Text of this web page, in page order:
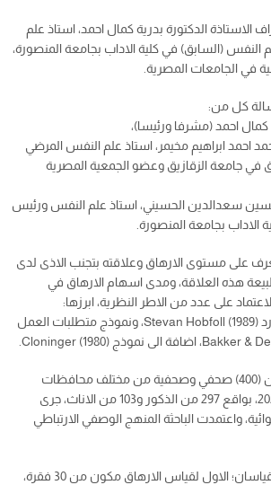
الاستاذة الدكتورة بدرية كمال احمد، استاذ علم
(السابق) في كلية الاداب بجامعة المنصورة،
في الجامعات المصرية.
كل من:
كمال احمد (مشرفا ورئيسا)،
احمد ابراهيم مخيمر، استاذ علم النفس المرضي
في جامعة الزقازيق وعضو الجمعية المصرية
سعدالدين الحسيني، استاذ علم النفس ورئيس
بجامعة المنصورة.
على مستوى الارهاق وعلاقته بتجنب الاذى لدى
هذه العلاقة، ومدى اسهام الارهاق في
على عدد من الاطر النظرية، ابرزها:
نظرية الحفاظ على الموارد Stevan Hobfoll (1989)، ونموذج متطلبات العمل
وتكونت عينة الدراسة من (400) صحفي وصحفية من مختلف محافظات
العراق للعامين 2024–2025، بواقع 297 من الذكور و103 من الاناث، جرى
واعتمدت الباحثة المنهج الوصفي الارتباطي
واستخدم في الدراسة مقياسان؛ الاول لقياس الارهاق مكون من 30 فقرة،